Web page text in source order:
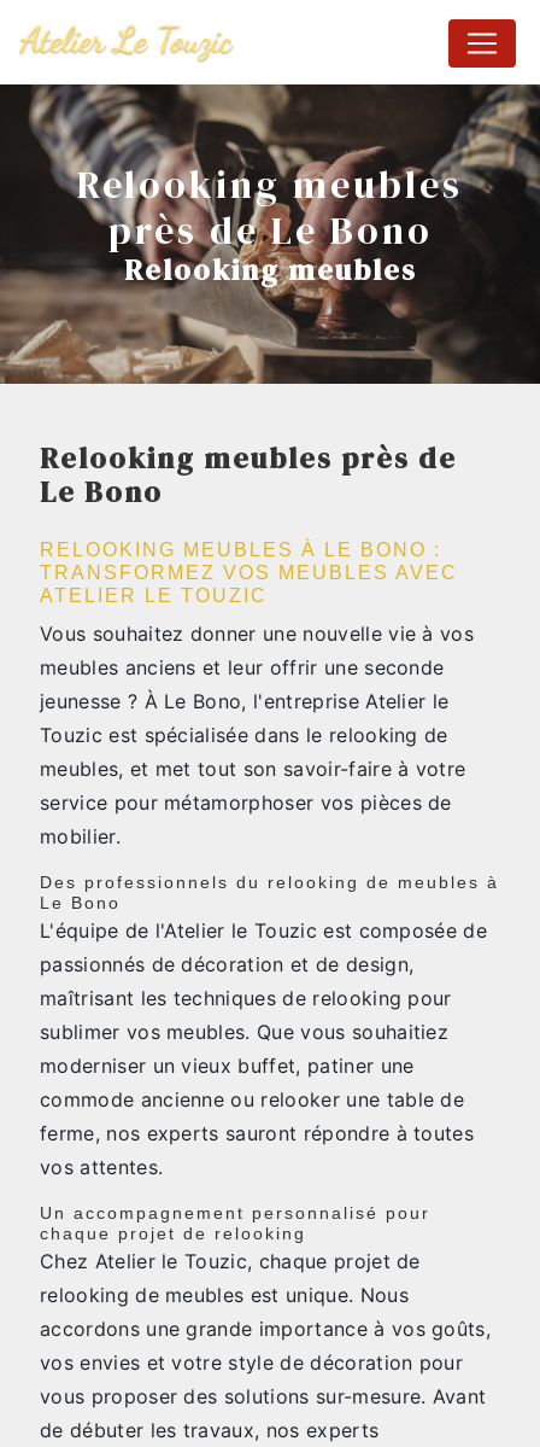
Relooking meubles
près de Le Bono
Relooking meubles
Relooking meubles près de
Le Bono
RELOOKING MEUBLES À LE BONO :
TRANSFORMEZ VOS MEUBLES AVEC
ATELIER LE TOUZIC
Vous souhaitez donner une nouvelle vie à vos
meubles anciens et leur offrir une seconde
jeunesse ? À Le Bono, l'entreprise Atelier le
Touzic est spécialisée dans le relooking de
meubles, et met tout son savoir-faire à votre
service pour métamorphoser vos pièces de
mobilier.
Des professionnels du relooking de meubles à
Le Bono
L'équipe de l'Atelier le Touzic est composée de
passionnés de décoration et de design,
maîtrisant les techniques de relooking pour
sublimer vos meubles. Que vous souhaitiez
moderniser un vieux buffet, patiner une
commode ancienne ou relooker une table de
ferme, nos experts sauront répondre à toutes
vos attentes.
Un accompagnement personnalisé pour
chaque projet de relooking
Chez Atelier le Touzic, chaque projet de
relooking de meubles est unique. Nous
accordons une grande importance à vos goûts,
vos envies et votre style de décoration pour
vous proposer des solutions sur-mesure. Avant
de débuter les travaux, nos experts